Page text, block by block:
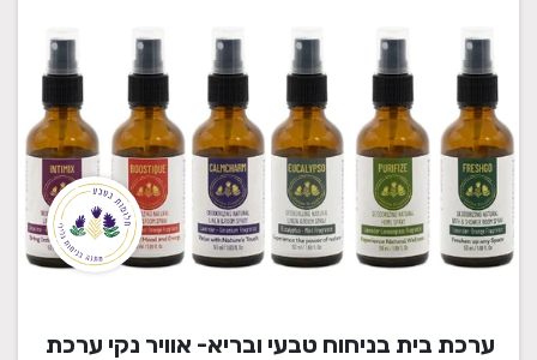
ערכת בית בניחוח טבעי ובריא- אוויר נקי ערכת